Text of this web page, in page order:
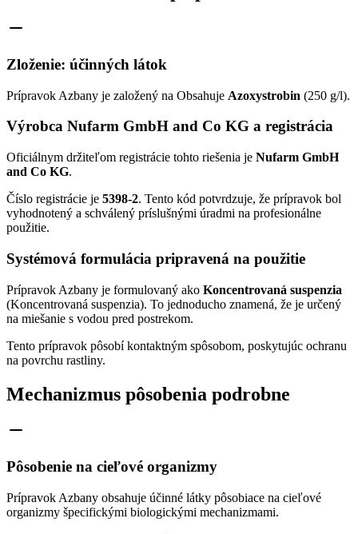
Zloženie: účinných látok
Prípravok Azbany je založený na Obsahuje Azoxystrobin (250 g/l).
Výrobca Nufarm GmbH and Co KG a registrácia
Oficiálnym držiteľom registrácie tohto riešenia je Nufarm GmbH
and Co KG.
Číslo registrácie je 5398-2. Tento kód potvrdzuje, že prípravok bol
vyhodnotený a schválený príslušnými úradmi na profesionálne
použitie.
Systémová formulácia pripravená na použitie
Prípravok Azbany je formulovaný ako Koncentrovaná suspenzia
(Koncentrovaná suspenzia). To jednoducho znamená, že je určený
na miešanie s vodou pred postrekom.
Tento prípravok pôsobí kontaktným spôsobom, poskytujúc ochranu
na povrchu rastliny.
Mechanizmus pôsobenia podrobne
Pôsobenie na cieľové organizmy
Prípravok Azbany obsahuje účinné látky pôsobiace na cieľové
organizmy špecifickými biologickými mechanizmami.